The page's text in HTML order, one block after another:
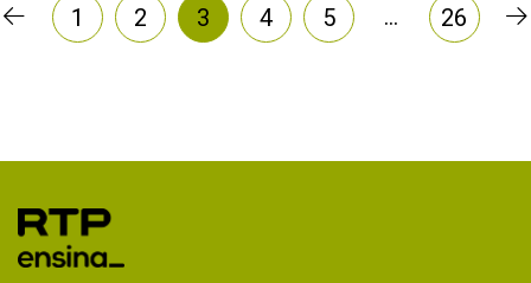
1 2 3 4 5 … 26